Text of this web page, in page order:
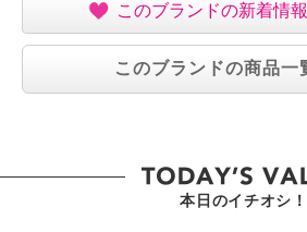
このブランドの新着情
このブランドの商品一
本日のイチオシ！